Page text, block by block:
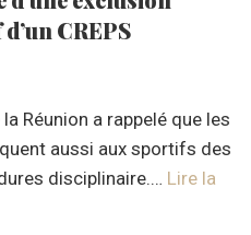
CREPS
Réunion a rappelé que les
aussi aux sportifs des
disciplinaire.… Lire la